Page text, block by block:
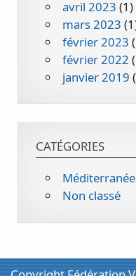
avril 2023 (1)
mars 2023
février 2023
février 2022
janvier 2019
CATÉGORIES
Méditerranée
Non classé